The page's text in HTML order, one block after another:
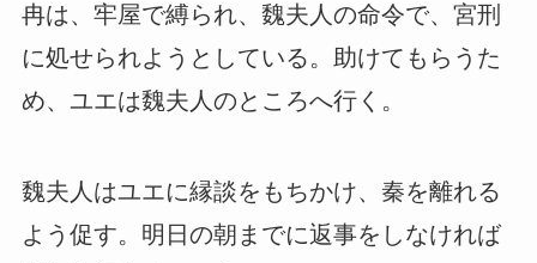
冉は、牢屋で縛られ、魏夫人の命令で、宮刑
に処せられようとしている。助けてもらうた
め、ユエは魏夫人のところへ行く。
魏夫人はユエに縁談をもちかけ、秦を離れる
よう促す。明日の朝までに返事をしなければ